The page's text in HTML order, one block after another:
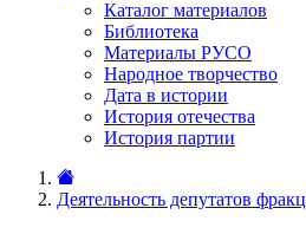
Каталог материалов
Библиотека
Материалы РУСО
Народное творчество
Дата в истории
История отечества
История партии
Деятельность депутатов